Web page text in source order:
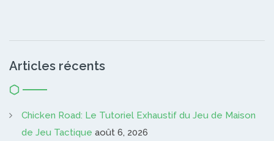
Articles récents
Chicken Road: Le Tutoriel Exhaustif du Jeu de Maison
de Jeu Tactique août 6, 2026